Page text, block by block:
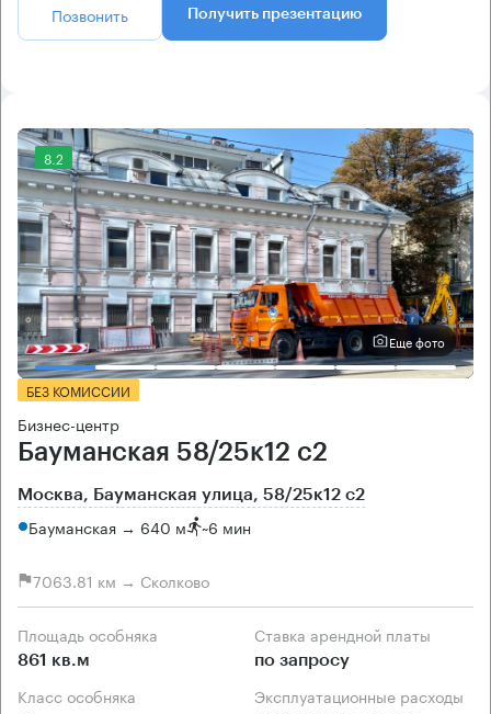
Позвонить Получить презентацию
8.2
Еще фото
БЕЗ КОМИССИИ
Бизнес-центр
Бауманская 58/25к12 с2
Москва, Бауманская улица, 58/25к12 с2
Бауманская → 640 м ~6 мин
7063.81 км → Сколково
Площадь особняка
861 кв.м
Ставка арендной платы
по запросу
Класс особняка Эксплуатационные расходы